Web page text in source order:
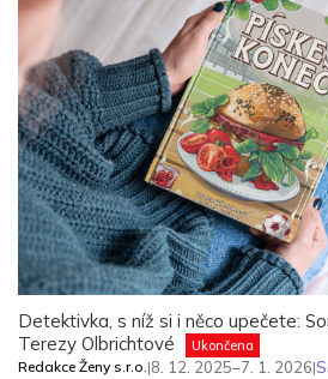
Detektivka, s níž si i něco upečete:
Terezy Olbrichtové
Ukončena
Redakce Ženy s.r.o.|8. 12. 2025–7. 1. 2026|